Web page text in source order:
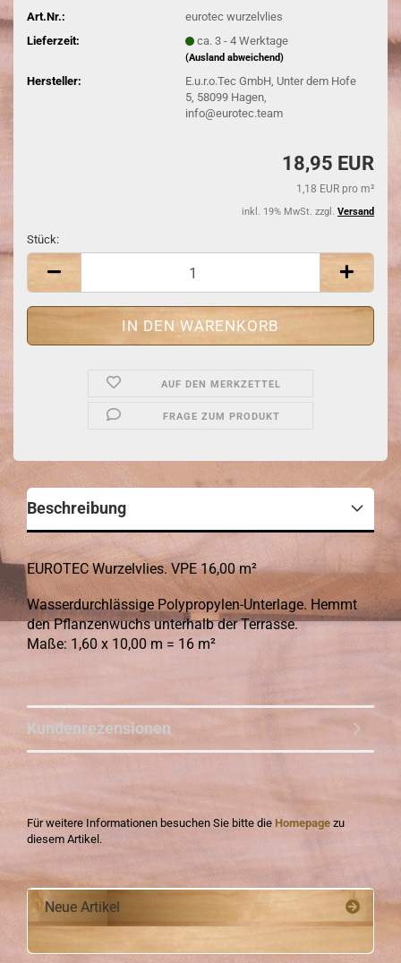
Art.Nr.:
eurotec wurzelvlies
Lieferzeit:
ca. 3 - 4 Werktage
(Ausland abweichend)
Hersteller:
E.u.r.o.Tec GmbH, Unter dem Hofe
5, 58099 Hagen,
info@eurotec.team
18,95 EUR
1,18 EUR pro m²
inkl. 19% MwSt. zzgl. Versand
Stück:
Stück
AUF DEN MERKZETTEL
FRAGE ZUM PRODUKT
Beschreibung
EUROTEC Wurzelvlies. VPE 16,00 m²
Wasserdurchlässige Polypropylen-Unterlage. Hemmt
den Pflanzenwuchs unterhalb der Terrasse.
Maße: 1,60 x 10,00 m = 16 m²
Kundenrezensionen
Für weitere Informationen besuchen Sie bitte die Homepage zu
diesem Artikel.
Neue Artikel